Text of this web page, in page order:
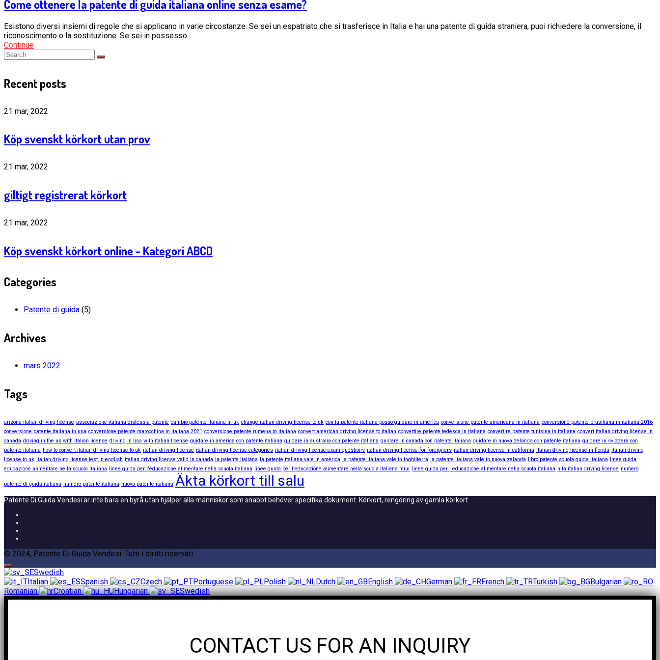
Come ottenere la patente di guida italiana online senza esame?
Esistono diversi insiemi di regole che si applicano in varie circostanze. Se sei un espatriato che si trasferisce in Italia e hai una patente di guida straniera, puoi richiedere la conversione, il
riconoscimento o la sostituzione. Se sei in possesso…
Continue
Recent posts
21 mar, 2022
Köp svenskt körkort utan prov
21 mar, 2022
giltigt registrerat körkort
21 mar, 2022
Köp svenskt körkort online - Kategori ABCD
Categories
Patente di guida (5)
Archives
mars 2022
Tags
arizona italian driving license associazione italiana dislessia patente cambio patente italiana in uk change italian driving license to uk con la patente italiana posso guidare in america conversione patente americana in italiana conversione patente brasiliana in italiana 2016
conversione patente italiana in usa conversione patente marocchina in italiana 2021 conversione patente rumena in italiana convert american driving license to italian convertire patente tedesca in italiana convertire patente tunisina in italiana convert italian driving license in
canada driving in the us with italian license driving in usa with italian license guidare in america con patente italiana guidare in australia con patente italiana guidare in canada con patente italiana guidare in nuova zelanda con patente italiana guidare in svizzera con
patente italiana how to convert italian driving license to uk italian driving license italian driving license categories italian driving license exam questions italian driving license for foreigners italian driving license in california italian driving license in florida italian driving
license in uk italian driving license test in english italian driving license valid in canada la patente italiana la patente italiana vale in america la patente italiana vale in inghilterra la patente italiana vale in nuova zelanda libro patente scuola guida italiana
linee guida
educazione alimentare nella scuola italiana
linee guida per l'educazione alimentare nella scuola italiana linee guida per l'educazione alimentare nella scuola italiana miur linee guida per l educazione alimentare nella scuola italiana nita italian driving license numero
patente di guida italiana numero patente italiana nuova patente italiana Äkta körkort till salu
Patente Di Guida Vendesi är inte bara en byrå utan hjälper alla människor som snabbt behöver specifika dokument. Körkort, rengöring av gamla körkort.
© 2024, Patente Di Guida Vendesi. Tutti i diritti riservati.
Swedish
Italian
Spanish Czech Portuguese Polish Dutch English German French Turkish
Bulgarian
Romanian
Croatian Hungarian Swedish
CONTACT US FOR AN INQUIRY